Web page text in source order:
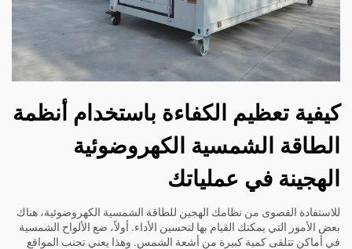
كيفية تعظيم الكفاءة باستخدام أنظمة
الطاقة الشمسية الكهروضوئية
الهجينة في عملياتك
للاستفادة القصوى من نظامك الهجين للطاقة الشمسية الكهروضوئية، هناك
بعض الأمور التي يمكنك القيام بها لتحسين الأداء. أولاً، ضع الألواح الشمسية
في أماكن تتلقى كمية كبيرة من أشعة الشمس. وهذا يعني تجنب المواقع